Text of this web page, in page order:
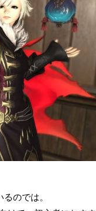
のでは。